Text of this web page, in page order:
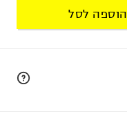
הוספה לסל